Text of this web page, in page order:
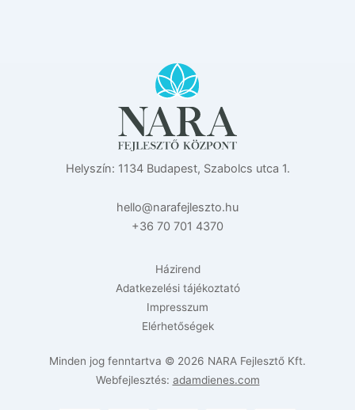
Helyszín: 1134 Budapest, Szabolcs utca 1.
uh.ot
zselj
efara
n@oll
eh
+36 70 701 4370
Házirend
Adatkezelési tájékoztató
Impresszum
Elérhetőségek
Minden jog fenntartva © 2026 NARA Fejlesztő Kft.
Webfejlesztés: adamdienes.com